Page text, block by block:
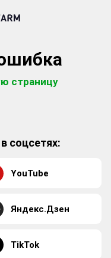
страницу
соцсетях:
YouTube
Яндекс.Дзен
TikTok